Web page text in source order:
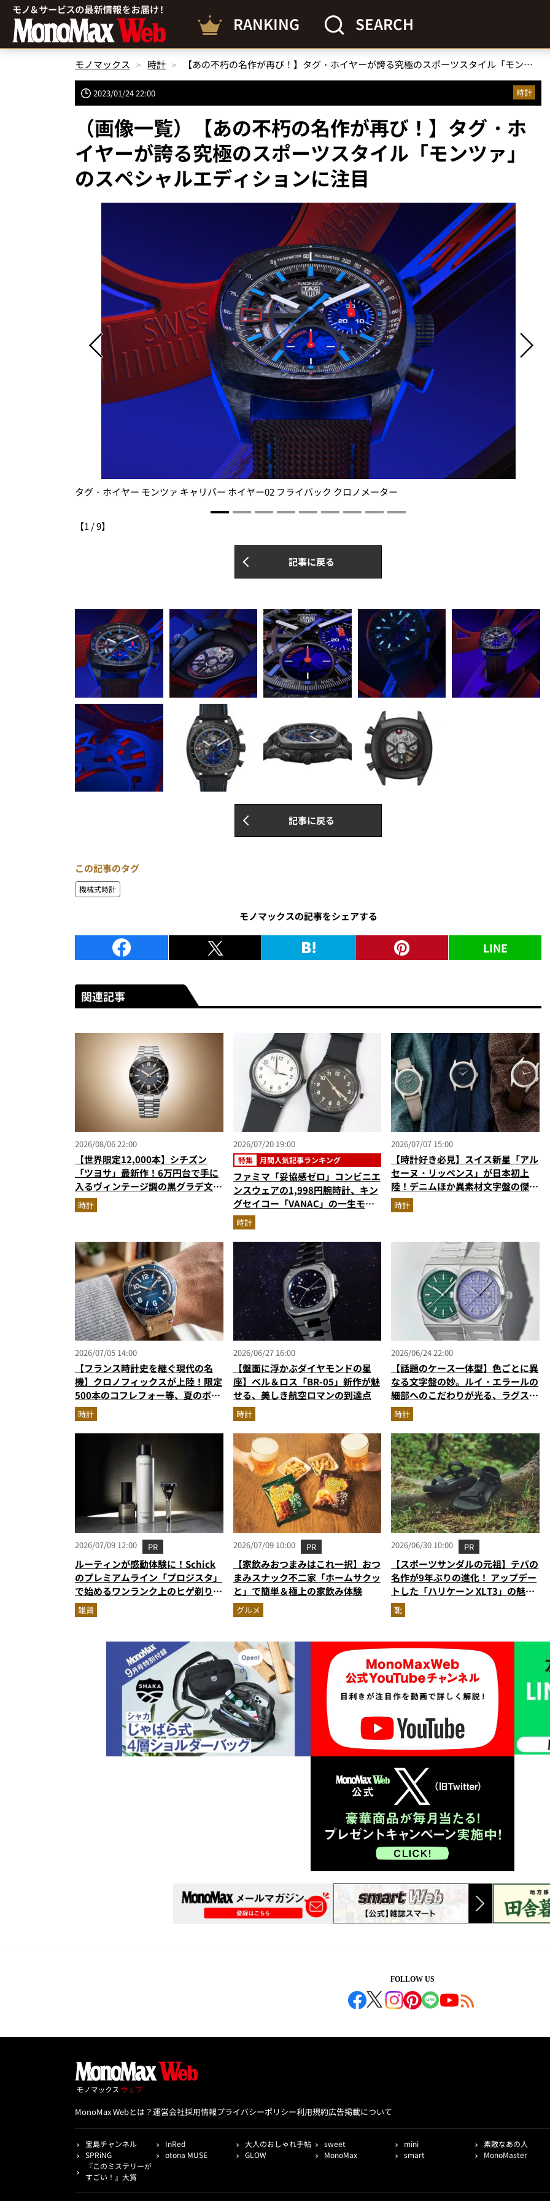
RANKING SEARCH
モノマックス 時計 【あの不朽の名作が再び！】タグ・ホイヤーが誇る究極のスポーツスタイル「モンツァ」のスペシャルエディションに注目
2023/01/24 22:00 時計
（画像一覧）【あの不朽の名作が再び！】タグ・ホ
イヤーが誇る究極のスポーツスタイル「モンツァ」
のスペシャルエディションに注目
タグ・ホイヤー モンツァ キャリバー ホイヤー02 フライバック クロノメーター
【1 /9】
記事に戻る
記事に戻る
この記事のタグ
機械式時計
モノマックスの記事をシェアする
LINE
関連記事
2026/08/06 22:00
【世界限定12,000本】シチズン
「ツヨサ」最新作！6万円台で手に
入るヴィンテージ調の黒グラデ文字
盤が男心をくすぐる
時計
2026/07/20 19:00
特集 月間人気記事ランキング
ファミマ「妥協感ゼロ」コンビニエ
ンスウェアの1,998円腕時計、キン
グセイコー「VANAC」の一生モ
ノ…ほか【時計の人気記事ランキン
グベスト3】（2026年6月版）
時計
2026/07/07 15:00
【時計好き必見】スイス新星「アル
セーヌ・リッペンス」が日本初上
陸！デニムほか異素材文字盤の傑作
を解説
時計
2026/07/05 14:00
【フランス時計史を継ぐ現代の名
機】クロノフィックスが上陸！限定
500本のコフレフォー等、夏のボー
ナスで狙う新作
時計
2026/06/27 16:00
【盤面に浮かぶダイヤモンドの星
座】ベル＆ロス「BR-05」新作が魅
せる、美しき航空ロマンの到達点
時計
2026/06/24 22:00
【話題のケース一体型】色ごとに異
なる文字盤の妙。ルイ・エラールの
細部へのこだわりが光る、ラグスポ
の新星「2340」
時計
2026/07/09 12:00 PR
ルーティンが感動体験に！Schick
のプレミアムライン「プロジスタ」
で始めるワンランク上のヒゲ剃り習
慣
雑貨
2026/07/09 10:00 PR
【家飲みおつまみはこれ一択】おつ
まみスナック不二家「ホームサクッ
と」で簡単＆極上の家飲み体験
グルメ
2026/06/30 10:00 PR
【スポーツサンダルの元祖】テバの
名作が9年ぶりの進化！ アップデー
トした「ハリケーン XLT3」の魅力
を識者があらゆる角度から徹底解
説！
靴
FOLLOW US
MonoMax Webとは？運営会社採用情報プライバシーポリシー利用規約広告掲載について
宝島チャンネル InRed 大人のおしゃれ手帖 sweet mini
素敵なあの人
SPRiNG
otona MUSE GLOW MonoMax smart
MonoMaster
『このミステリーが
すごい！』大賞